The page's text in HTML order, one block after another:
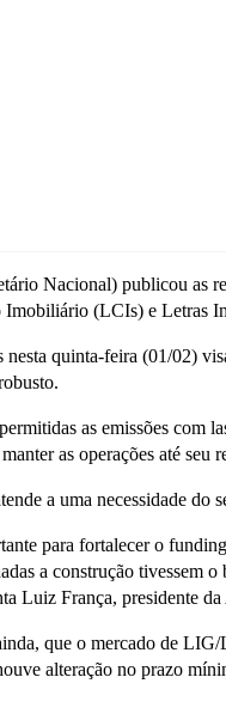
Nacional) publicou as
Imobiliário (LCIs) e Letras
nesta quinta-feira (01/02)
as emissões com
as operações até seu
a uma necessidade
para fortalecer o
a construção tivessem
Luiz França, presidente
que o mercado de
alteração no prazo